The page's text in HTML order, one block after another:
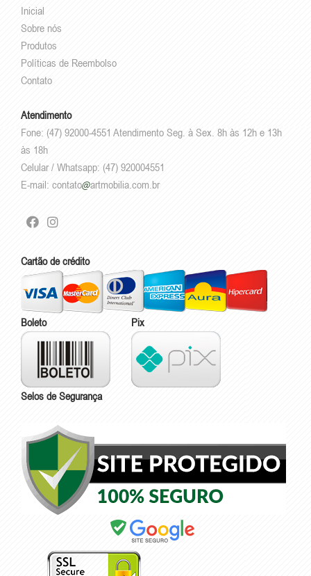
Inicial
Sobre nós
Produtos
Políticas de Reembolso
Contato
Atendimento
Fone: (47) 92000-4551 Atendimento Seg. à Sex. 8h às 12h e 13h
às 18h
Celular / Whatsapp: (47) 920004551
E-mail: contato artmobilia.com.br
Cartão de crédito
Boleto Pix
Selos de Segurança